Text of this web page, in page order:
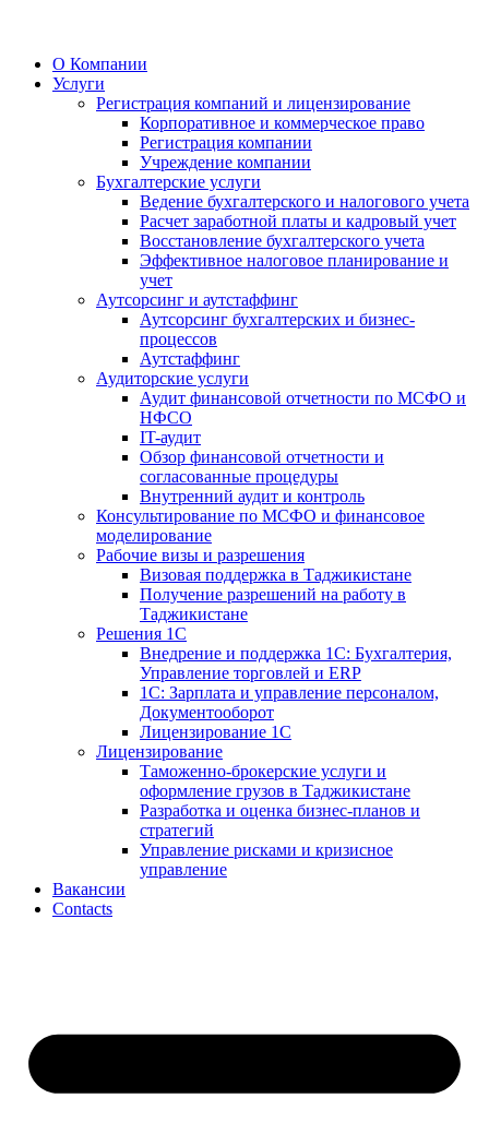
О Компании
Услуги
Регистрация компаний и лицензирование
Корпоративное и коммерческое право
Регистрация компании
Учреждение компании
Бухгалтерские услуги
Ведение бухгалтерского и налогового учета
Расчет заработной платы и кадровый учет
Восстановление бухгалтерского учета
Эффективное налоговое планирование и
учет
Аутсорсинг и аутстаффинг
Аутсорсинг бухгалтерских и бизнес-
процессов
Аутстаффинг
Аудиторские услуги
Аудит финансовой отчетности по МСФО и
НФСО
IT-аудит
Обзор финансовой отчетности и
согласованные процедуры
Внутренний аудит и контроль
Консультирование по МСФО и финансовое
моделирование
Рабочие визы и разрешения
Визовая поддержка в Таджикистане
Получение разрешений на работу в
Таджикистане
Решения 1С
Внедрение и поддержка 1С: Бухгалтерия,
Управление торговлей и ERP
1С: Зарплата и управление персоналом,
Документооборот
Лицензирование 1С
Лицензирование
Таможенно-брокерские услуги и
оформление грузов в Таджикистане
Разработка и оценка бизнес-планов и
стратегий
Управление рисками и кризисное
управление
Вакансии
Contacts